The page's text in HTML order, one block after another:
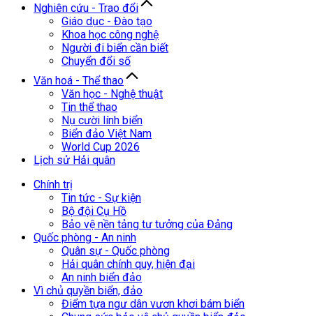
Nghiên cứu - Trao đổi
Giáo dục - Đào tạo
Khoa học công nghệ
Người đi biển cần biết
Chuyển đổi số
Văn hoá - Thể thao
Văn học - Nghệ thuật
Tin thể thao
Nụ cười lính biển
Biển đảo Việt Nam
World Cup 2026
Lịch sử Hải quân
Chính trị
Tin tức - Sự kiện
Bộ đội Cụ Hồ
Bảo vệ nền tảng tư tưởng của Đảng
Quốc phòng - An ninh
Quân sự - Quốc phòng
Hải quân chính quy, hiện đại
An ninh biển đảo
Vì chủ quyền biển, đảo
Điểm tựa ngư dân vươn khơi bám biển